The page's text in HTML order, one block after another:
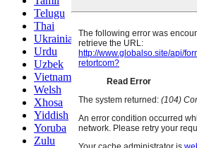
Telugu
Thai
Ukrainian
Urdu
Uzbek
Vietnamese
Welsh
Xhosa
Yiddish
Yoruba
Zulu